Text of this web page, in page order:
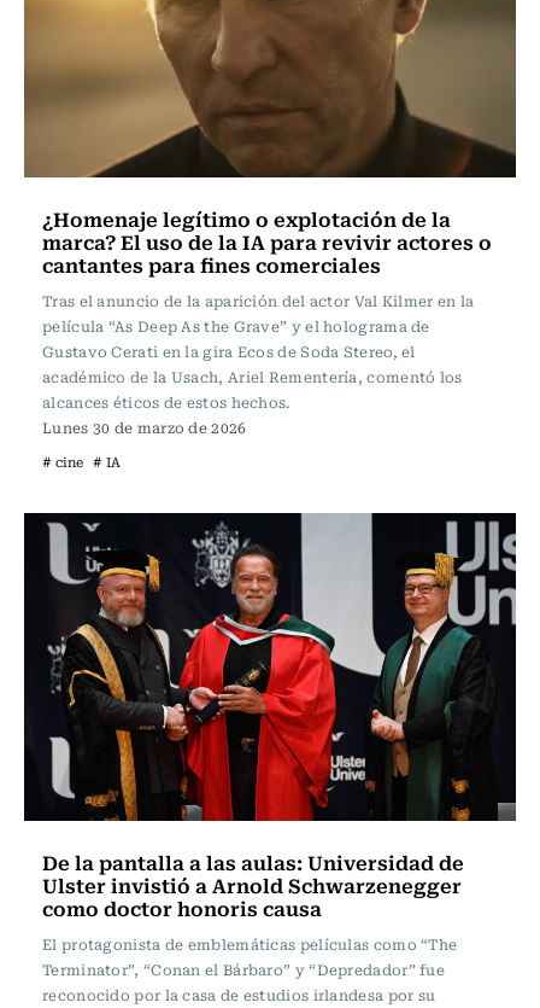
¿Homenaje legítimo o explotación de la
marca? El uso de la IA para revivir actores o
cantantes para fines comerciales
Tras el anuncio de la aparición del actor Val Kilmer en la
película “As Deep As the Grave” y el holograma de
Gustavo Cerati en la gira Ecos de Soda Stereo, el
académico de la Usach, Ariel Rementería, comentó los
alcances éticos de estos hechos.
Lunes 30 de marzo de 2026
# cine # IA
De la pantalla a las aulas: Universidad de
Ulster invistió a Arnold Schwarzenegger
como doctor honoris causa
El protagonista de emblemáticas películas como “The
Terminator”, “Conan el Bárbaro” y “Depredador” fue
reconocido por la casa de estudios irlandesa por su